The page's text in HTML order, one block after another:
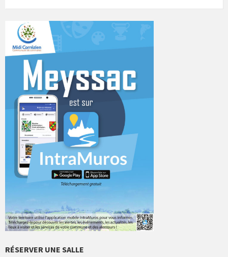
RÉSERVER UNE SALLE